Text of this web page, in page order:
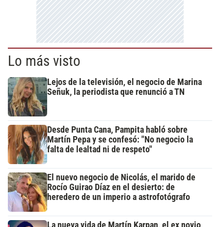
Lo más visto
Lejos de la televisión, el negocio de Marina
Señuk, la periodista que renunció a TN
Desde Punta Cana, Pampita habló sobre
Martín Pepa y se confesó: "No negocio la
falta de lealtad ni de respeto"
El nuevo negocio de Nicolás, el marido de
Rocío Guirao Díaz en el desierto: de
heredero de un imperio a astrofotógrafo
La nueva vida de Martín Karpan, el ex novio